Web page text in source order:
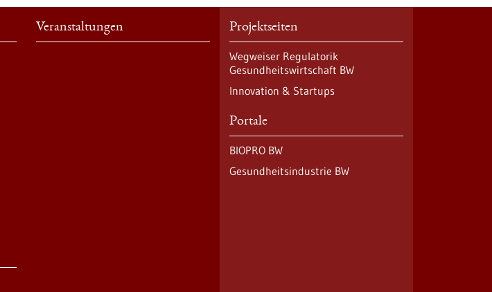
Veranstaltungen Projektseiten
Wegweiser Regulatorik
Gesundheitswirtschaft BW
Innovation & Startups
Portale
BIOPRO BW
Gesundheitsindustrie BW